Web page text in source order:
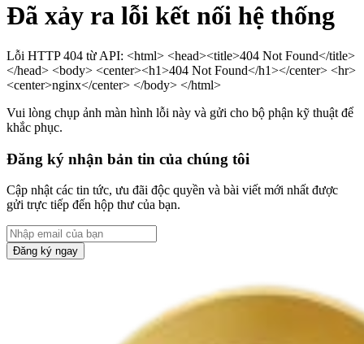
Đã xảy ra lỗi kết nối hệ thống
Lỗi HTTP 404 từ API: <html> <head><title>404 Not Found</title>
</head> <body> <center><h1>404 Not Found</h1></center> <hr>
<center>nginx</center> </body> </html>
Vui lòng chụp ảnh màn hình lỗi này và gửi cho bộ phận kỹ thuật để
khắc phục.
Đăng ký nhận bản tin của chúng tôi
Cập nhật các tin tức, ưu đãi độc quyền và bài viết mới nhất được
gửi trực tiếp đến hộp thư của bạn.
Đăng ký ngay